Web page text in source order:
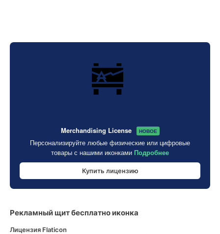
Merchandising License НОВОЕ
Персонализируйте любые физические или цифровые
товары с нашими иконками Подробнее
Купить лицензию
Рекламный щит бесплатно иконка
Лицензия Flaticon